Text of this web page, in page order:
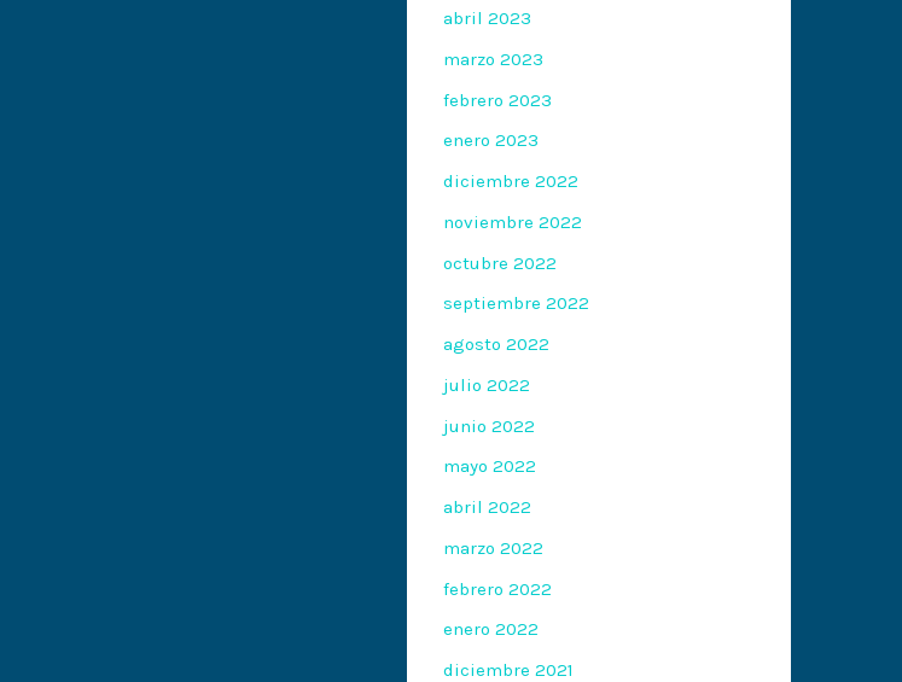
abril 2023
marzo 2023
febrero 2023
enero 2023
diciembre 2022
noviembre 2022
octubre 2022
septiembre 2022
agosto 2022
julio 2022
junio 2022
mayo 2022
abril 2022
marzo 2022
febrero 2022
enero 2022
diciembre 2021